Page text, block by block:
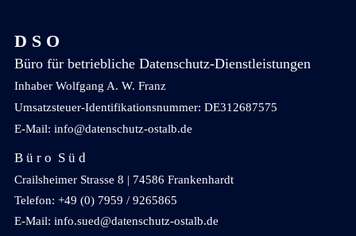
D S O
Büro für betriebliche Datenschutz-Dienstleistungen
Inhaber Wolfgang A. W. Franz
Umsatzsteuer-Identifikationsnummer: DE312687575
E-Mail: info@datenschutz-ostalb.de
B ü r o S ü d
Crailsheimer Strasse 8 | 74586 Frankenhardt
Telefon: +49 (0) 7959 / 9265865
E-Mail: info.sued@datenschutz-ostalb.de